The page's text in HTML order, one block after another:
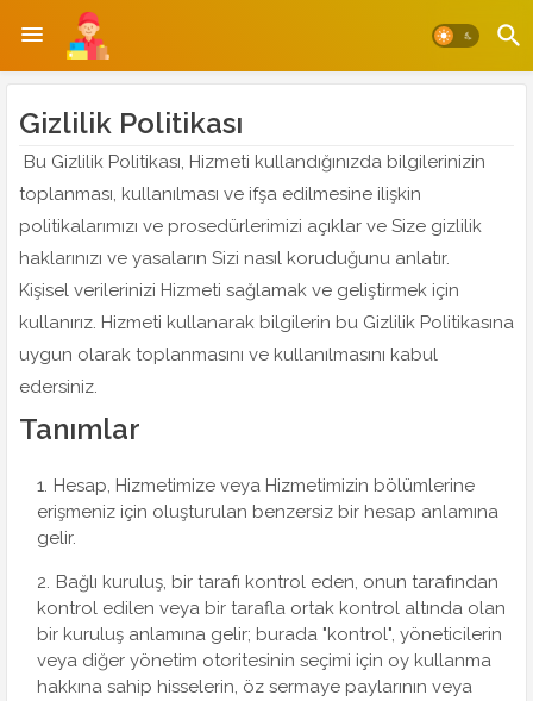
Gizlilik Politikası
Bu Gizlilik Politikası, Hizmeti kullandığınızda bilgilerinizin
toplanması, kullanılması ve ifşa edilmesine ilişkin
politikalarımızı ve prosedürlerimizi açıklar ve Size gizlilik
haklarınızı ve yasaların Sizi nasıl koruduğunu anlatır.
Kişisel verilerinizi Hizmeti sağlamak ve geliştirmek için
kullanırız. Hizmeti kullanarak bilgilerin bu Gizlilik Politikasına
uygun olarak toplanmasını ve kullanılmasını kabul
edersiniz.
Tanımlar
Hesap, Hizmetimize veya Hizmetimizin bölümlerine
erişmeniz için oluşturulan benzersiz bir hesap anlamına
gelir.
Bağlı kuruluş, bir tarafı kontrol eden, onun tarafından
kontrol edilen veya bir tarafla ortak kontrol altında olan
bir kuruluş anlamına gelir; burada "kontrol", yöneticilerin
veya diğer yönetim otoritesinin seçimi için oy kullanma
hakkına sahip hisselerin, öz sermaye paylarının veya